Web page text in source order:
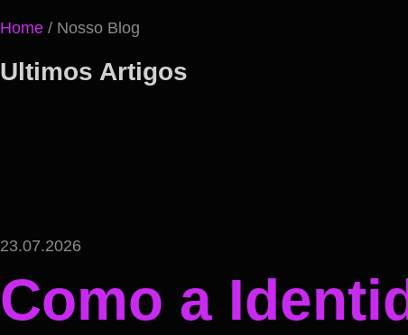
Home / Nosso Blog
Ultimos Artigos
23.07.2026
Como a